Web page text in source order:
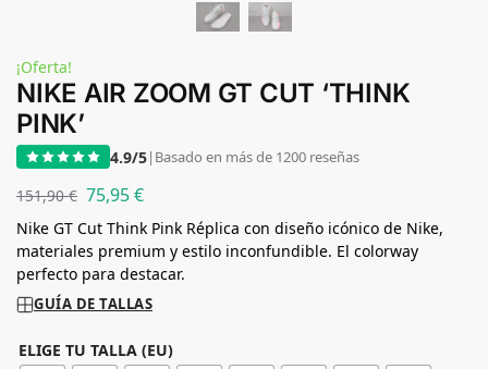
¡Oferta!
NIKE AIR ZOOM GT CUT ‘THINK
PINK’
4.9/5| Basado en más de 1200 reseñas
151,90€ 75,95€
Nike GT Cut Think Pink Réplica con diseño icónico de Nike,
materiales premium y estilo inconfundible. El colorway
perfecto para destacar.
GUÍA DE TALLAS
ELIGE TU TALLA (EU)